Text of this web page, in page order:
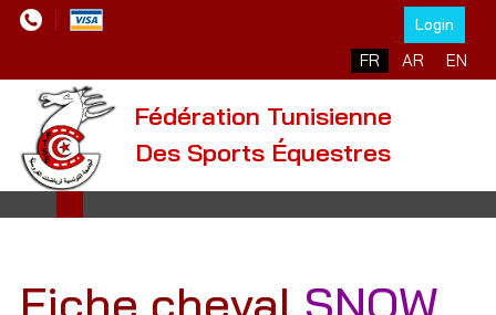
Login
Sélectionnez votre
FR AR EN
Fédération Tunisienne
Des Sports Équestres
Fiche cheval SNOW